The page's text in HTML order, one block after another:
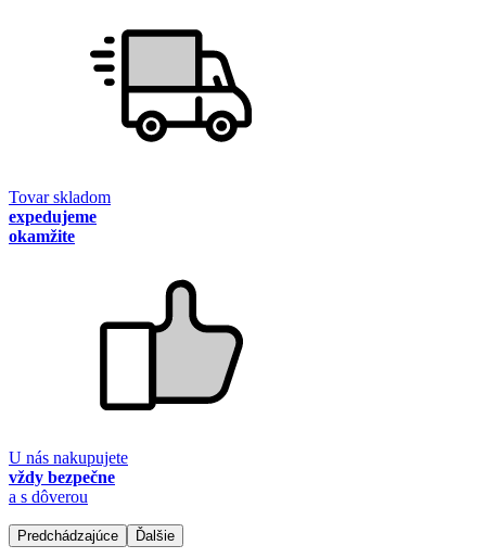
Tovar skladom
expedujeme
okamžite
U nás nakupujete
vždy bezpečne
a s dôverou
Predchádzajúce Ďalšie